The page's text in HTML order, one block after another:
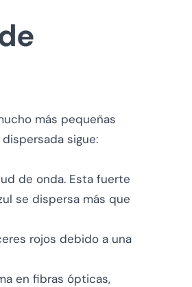
más pequeñas
sigue:
de onda. Esta fuerte
se dispersa más que
rojos debido a una
en fibras ópticas,